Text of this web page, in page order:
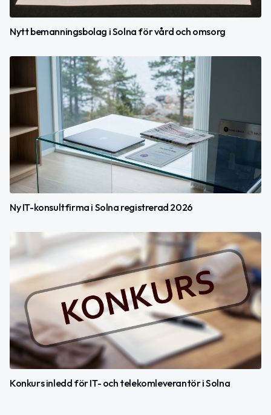
Nytt bemanningsbolag i Solna för vård och omsorg
Ny IT-konsultfirma i Solna registrerad 2026
Konkurs inledd för IT- och telekomleverantör i Solna